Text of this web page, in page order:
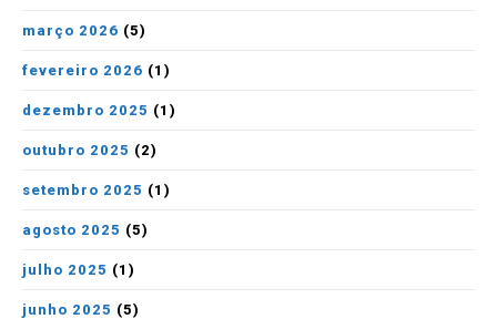
março 2026 (5)
fevereiro 2026 (1)
dezembro 2025 (1)
outubro 2025 (2)
setembro 2025 (1)
agosto 2025 (5)
julho 2025 (1)
junho 2025 (5)